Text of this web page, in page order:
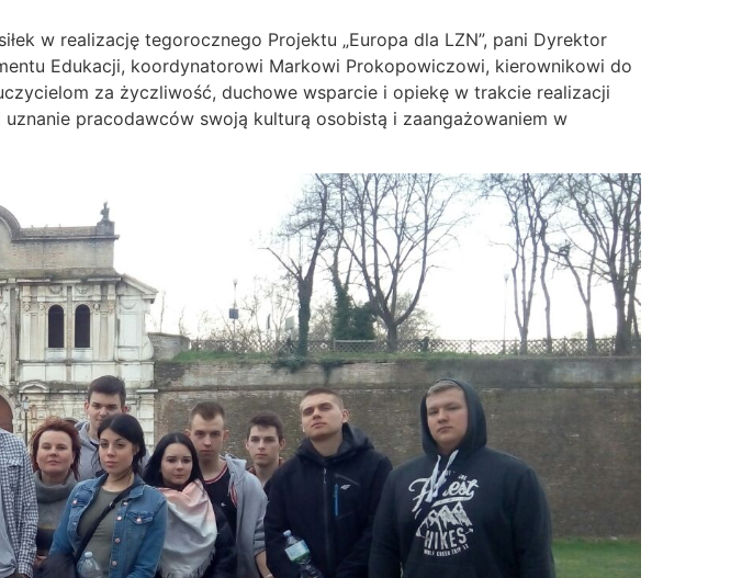
w realizację tegorocznego Projektu „Europa dla LZN”, pani Dyrektor
Edukacji, koordynatorowi Markowi Prokopowiczowi, kierownikowi do
za życzliwość, duchowe wsparcie i opiekę w trakcie realizacji
pracodawców swoją kulturą osobistą i zaangażowaniem w